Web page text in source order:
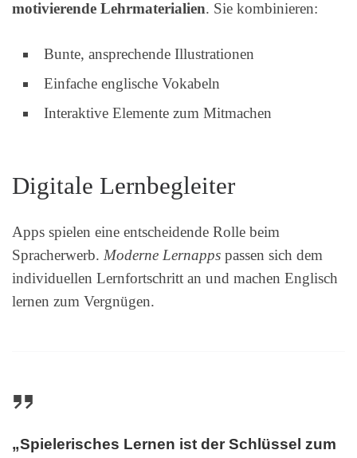
motivierende Lehrmaterialien. Sie kombinieren:
Bunte, ansprechende Illustrationen
Einfache englische Vokabeln
Interaktive Elemente zum Mitmachen
Digitale Lernbegleiter
Apps spielen eine entscheidende Rolle beim
Spracherwerb. Moderne Lernapps passen sich dem
individuellen Lernfortschritt an und machen Englisch
lernen zum Vergnügen.
„Spielerisches Lernen ist der Schlüssel zum